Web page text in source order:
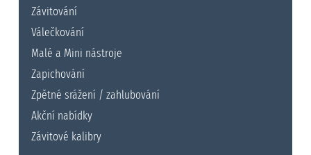
Závitování
Válečkování
Malé a Mini nástroje
Zapichování
Zpětné srážení / zahlubování
Akční nabídky
Závitové kalibry